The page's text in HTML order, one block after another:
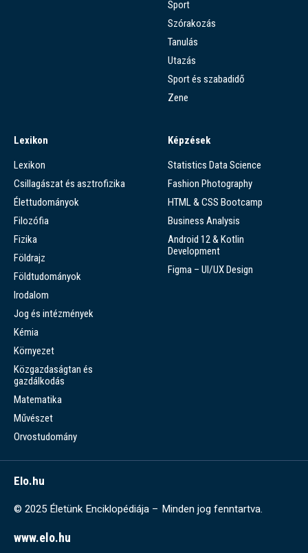
Sport
Szórakozás
Tanulás
Utazás
Sport és szabadidő
Zene
Lexikon
Lexikon
Csillagászat és asztrofizika
Élettudományok
Filozófia
Fizika
Földrajz
Földtudományok
Irodalom
Jog és intézmények
Kémia
Környezet
Közgazdaságtan és
gazdálkodás
Matematika
Művészet
Orvostudomány
Képzések
Statistics Data Science
Fashion Photography
HTML & CSS Bootcamp
Business Analysis
Android 12 & Kotlin
Development
Figma – UI/UX Design
Elo.hu
© 2025 Életünk Enciklopédiája – Minden jog fenntartva.
www.elo.hu